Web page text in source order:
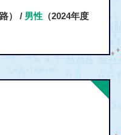
） / 男性（2024年度